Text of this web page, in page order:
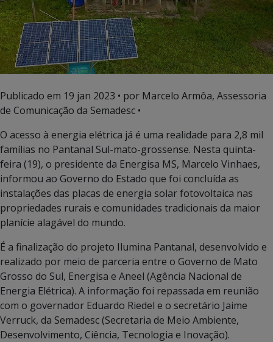
Publicado em 19 jan 2023 • por Marcelo Armôa, Assessoria
de Comunicação da Semadesc •
O acesso à energia elétrica já é uma realidade para 2,8 mil
famílias no Pantanal Sul-mato-grossense. Nesta quinta-
feira (19), o presidente da Energisa MS, Marcelo Vinhaes,
informou ao Governo do Estado que foi concluída as
instalações das placas de energia solar fotovoltaica nas
propriedades rurais e comunidades tradicionais da maior
planície alagável do mundo.
É a finalização do projeto Ilumina Pantanal, desenvolvido e
realizado por meio de parceria entre o Governo de Mato
Grosso do Sul, Energisa e Aneel (Agência Nacional de
Energia Elétrica). A informação foi repassada em reunião
com o governador Eduardo Riedel e o secretário Jaime
Verruck, da Semadesc (Secretaria de Meio Ambiente,
Desenvolvimento, Ciência, Tecnologia e Inovação).